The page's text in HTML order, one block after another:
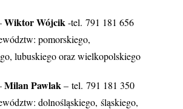
Wiktor Wójcik-tel. 791 181 656
pomorskiego,
lubuskiego oraz wielkopolskiego
Milan Pawlak– tel. 791 181 350
dolnośląskiego, śląskiego,